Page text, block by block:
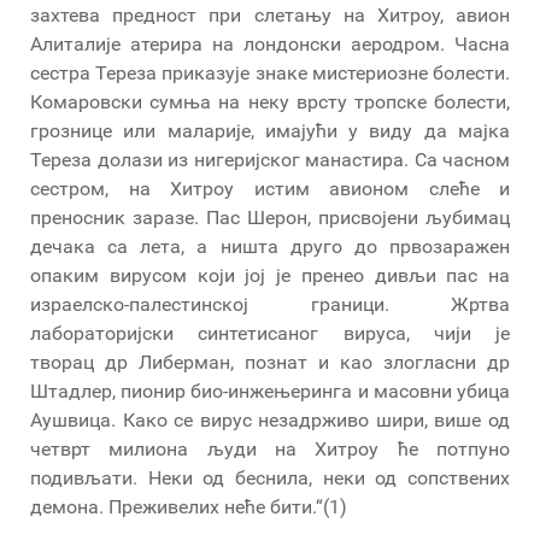
захтева предност при слетању на Хитроу, авион
Алиталије атерира на лондонски аеродром. Часна
сестра Тереза приказује знаке мистериозне болести.
Комаровски сумња на неку врсту тропске болести,
грознице или маларије, имајући у виду да мајка
Тереза долази из нигеријског манастира. Са часном
сестром, на Хитроу истим авионом слеће и
преносник заразе. Пас Шерон, присвојени љубимац
дечака са лета, а ништа друго до првозаражен
опаким вирусом који јој је пренео дивљи пас на
израелско-палестинској граници. Жртва
лабораторијски синтетисаног вируса, чији је
творац др Либерман, познат и као злогласни др
Штадлер, пионир био-инжењеринга и масовни убица
Аушвица. Како се вирус незадрживо шири, више од
четврт милиона људи на Хитроу ће потпуно
подивљати. Неки од беснила, неки од сопствених
демона. Преживелих неће бити.“(1)